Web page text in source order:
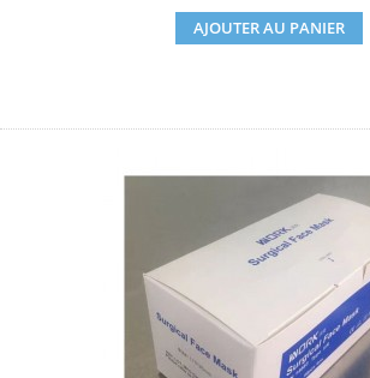
AJOUTER AU PANIER